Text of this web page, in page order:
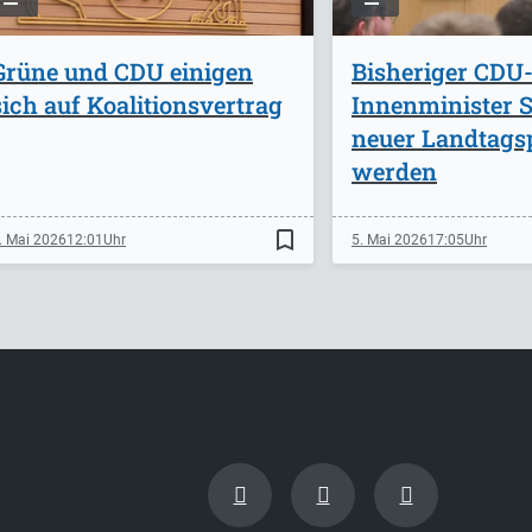
und CDU einigen
auf Koalitionsvertrag
Mai 202612:01 bookmark_border
Bisheriger CDU-
Innenminister
neuer
werden
5. Mai 202617:05